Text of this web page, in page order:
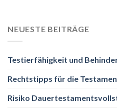
NEUESTE BEITRÄGE
Testierfähigkeit und
Rechtstipps für die
Risiko